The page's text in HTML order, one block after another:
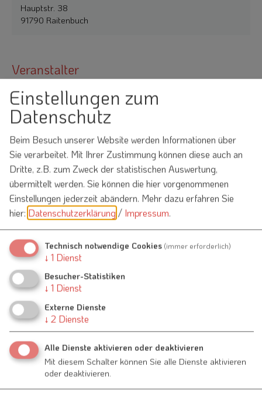
Hauptstr. 38
91790 Raitenbuch
Veranstalter
Schützenverein Eichenlaub Raitenbuch - Reuth am
Wald e.V.
Herr Jürgen Schmidt
Nennslinger Straße 12
91790 Raitenbuch
0151 22553634
Auch an diesem Ort
Sport und Freizeit
13.09.26
Kirchweihschießen Schützen
Sport und Freizeit
20.09.26
Einstellungen zum
Datenschutz
Beim Besuch unserer Website werden Informationen über
Sie verarbeitet. Mit Ihrer Zustimmung können diese auch an
Dritte, z.B. zum Zweck der statistischen Auswertung,
übermittelt werden. Sie können die hier vorgenommenen
Einstellungen jederzeit abändern. Mehr dazu erfahren Sie
hier: Datenschutzerklärung/ Impressum.
Technisch notwendige Cookies (immer erforderlich)
↓ 1 Dienst
Besucher-Statistiken
↓ 1 Dienst
Externe Dienste
↓ 2 Dienste
Alle Dienste aktivieren oder deaktivieren
Mit diesem Schalter können Sie alle Dienste aktivieren
oder deaktivieren.